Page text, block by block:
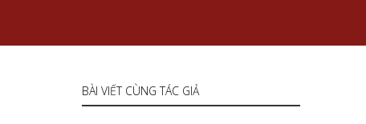
BÀI VIẾT CÙNG TÁC GIẢ